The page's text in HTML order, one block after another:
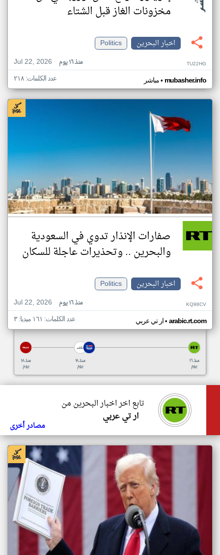
مخزونات الغاز قبل الشتاء
اخبار البحرين
Politics
Jul 22, 2026
منذ ١٦ يوم TU22HG
مباشر• mubasher.info عدد الكلمات: ٢١٨
صفارات الإنذار تدوي في السعودية
والبحرين .. وتحذيرات عاجلة للسكان
اخبار البحرين
Politics
Jul 22, 2026
منذ ١٦ يوم KQ98CV
ار تي عربي• arabic.rt.com عدد الكلمات: ١٦١ ميديا: ٣
منذ ١٨
يوم
منذ ١٨
يوم
منذ ١٦
يوم
تابع اخر اخبار البحرين من
ار تي عربي
مصادر أخرى